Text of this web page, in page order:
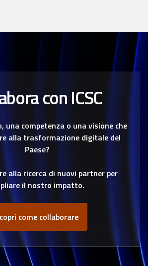
con ICSC
una competenza o una visione che
alla trasformazione digitale del
Paese?
alla ricerca di nuovi partner per
il nostro impatto.
come collaborare